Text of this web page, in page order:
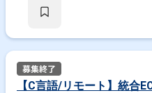
【C言語/リモート】統合
サーバーエンジニア